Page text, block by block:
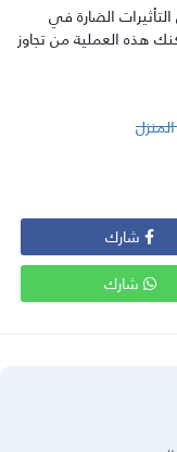
الضارة في
العملية من تجاوز
شارك
شارك